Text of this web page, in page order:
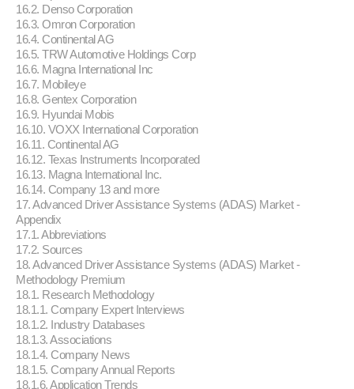
16.2. Denso Corporation
16.3. Omron Corporation
16.4. Continental AG
16.5. TRW Automotive Holdings Corp
16.6. Magna International Inc
16.7. Mobileye
16.8. Gentex Corporation
16.9. Hyundai Mobis
16.10. VOXX International Corporation
16.11. Continental AG
16.12. Texas Instruments Incorporated
16.13. Magna International Inc.
16.14. Company 13 and more
17. Advanced Driver Assistance Systems (ADAS) Market -
Appendix
17.1. Abbreviations
17.2. Sources
18. Advanced Driver Assistance Systems (ADAS) Market -
Methodology Premium
18.1. Research Methodology
18.1.1. Company Expert Interviews
18.1.2. Industry Databases
18.1.3. Associations
18.1.4. Company News
18.1.5. Company Annual Reports
18.1.6. Application Trends